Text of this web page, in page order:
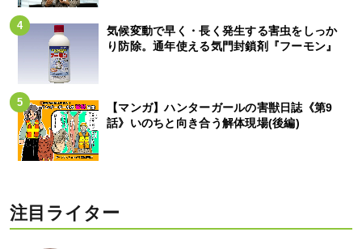
気候変動で早く・長く発生する害虫をしっか
り防除。通年使える気門封鎖剤『フーモン』
【マンガ】ハンターガールの害獣日誌《第9
話》いのちと向き合う解体現場(後編)
注目ライター